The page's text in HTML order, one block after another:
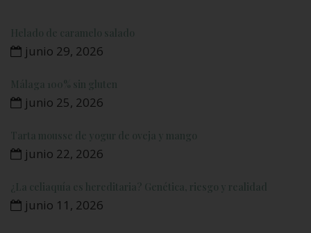
Helado de caramelo salado
junio 29, 2026
Málaga 100% sin gluten
junio 25, 2026
Tarta mousse de yogur de oveja y mango
junio 22, 2026
¿La celiaquía es hereditaria? Genética, riesgo y realidad
junio 11, 2026